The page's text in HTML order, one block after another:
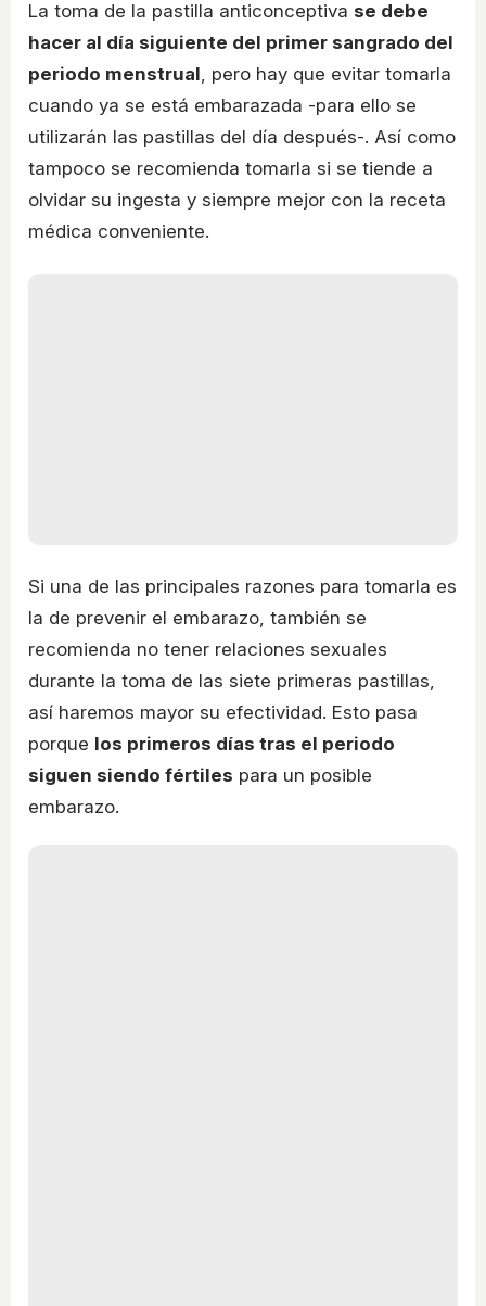
La toma de la pastilla anticonceptiva se debe
hacer al día siguiente del primer sangrado del
periodo menstrual, pero hay que evitar tomarla
cuando ya se está embarazada -para ello se
utilizarán las pastillas del día después-. Así como
tampoco se recomienda tomarla si se tiende a
olvidar su ingesta y siempre mejor con la receta
médica conveniente.
Si una de las principales razones para tomarla es
la de prevenir el embarazo, también se
recomienda no tener relaciones sexuales
durante la toma de las siete primeras pastillas,
así haremos mayor su efectividad. Esto pasa
porque los primeros días tras el periodo
siguen siendo fértiles para un posible
embarazo.